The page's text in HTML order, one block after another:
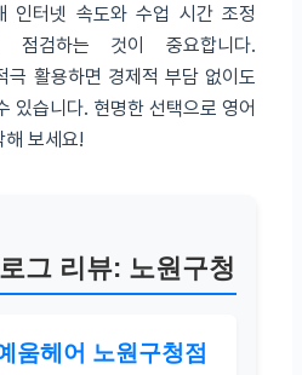
인터넷 속도와 수업 시간 조정
점검하는 것이 중요합니다.
극 활용하면 경제적 부담 없이도
있습니다. 현명한 선택으로 영어
보세요!
그 리뷰: 노원구청
움헤어 노원구청점